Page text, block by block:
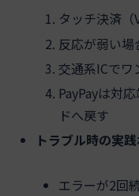
タッチ決済
反応が弱い
交通系ICでワ
PayPayは対
ドへ戻す
トラブル時の実
エラーが2回